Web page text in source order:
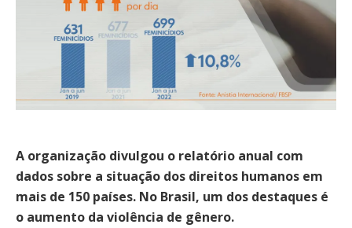
A organização divulgou o relatório anual com
dados sobre a situação dos direitos humanos em
mais de 150 países. No Brasil, um dos destaques é
o aumento da violência de gênero.